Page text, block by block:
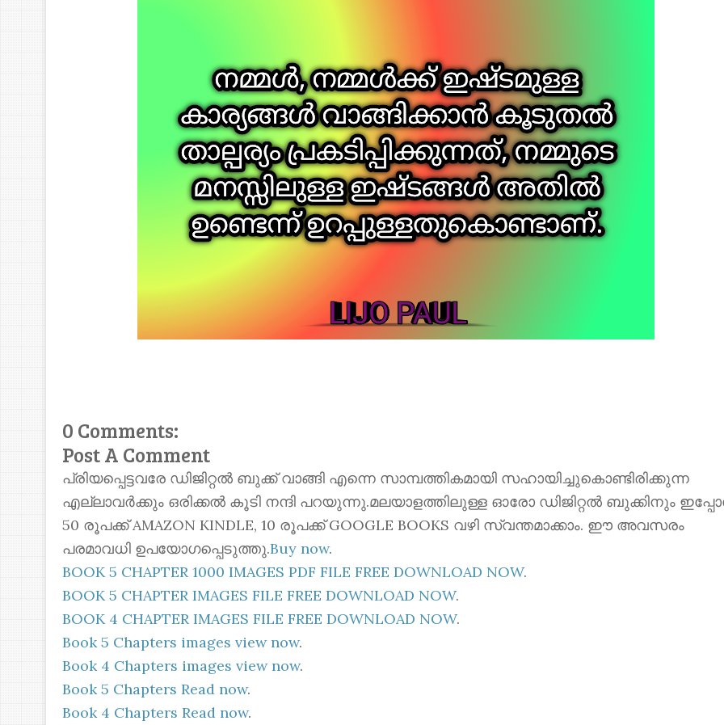
0 Comments:
Post A Comment
പ്രിയപ്പെട്ടവരേ ഡിജിറ്റൽ ബുക്ക് വാങ്ങി എന്നെ സാമ്പത്തികമായി സഹായിച്ചുകൊണ്ടിരിക്കുന്ന
എല്ലാവർക്കും ഒരിക്കൽ കൂടി നന്ദി പറയുന്നു.മലയാളത്തിലുള്ള ഓരോ ഡിജിറ്റൽ ബുക്കിനും
50 രൂപക്ക് AMAZON KINDLE, 10 രൂപക്ക് GOOGLE BOOKS വഴി സ്വന്തമാക്കാം. ഈ അവസരം
പരമാവധി ഉപയോഗപ്പെടുത്തു.Buy now.
BOOK 5 CHAPTER 1000 IMAGES PDF FILE FREE DOWNLOAD NOW.
BOOK 5 CHAPTER IMAGES FILE FREE DOWNLOAD NOW.
BOOK 4 CHAPTER IMAGES FILE FREE DOWNLOAD NOW.
Book 5 Chapters images view now.
Book 4 Chapters images view now.
Book 5 Chapters Read now.
Book 4 Chapters Read now.